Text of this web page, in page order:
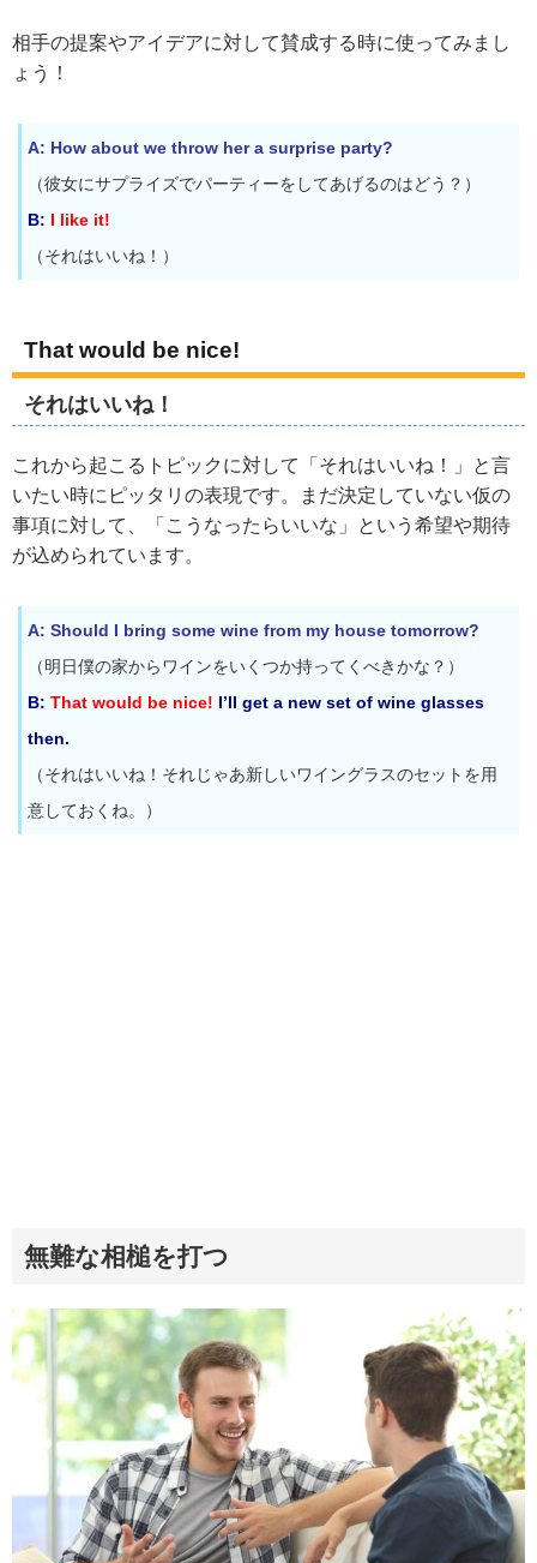
相手の提案やアイデアに対して賛成する時に使ってみまし
ょう！
A: How about we throw her a surprise party?
（彼女にサプライズでパーティーをしてあげるのはどう？）
B: I like it!
（それはいいね！）
That would be nice!
それはいいね！
これから起こるトピックに対して「それはいいね！」と言
いたい時にピッタリの表現です。まだ決定していない仮の
事項に対して、「こうなったらいいな」という希望や期待
が込められています。
A: Should I bring some wine from my house tomorrow?
（明日僕の家からワインをいくつか持ってくべきかな？）
B: That would be nice! I’ll get a new set of wine glasses
then.
（それはいいね！それじゃあ新しいワイングラスのセットを用
意しておくね。）
無難な相槌を打つ